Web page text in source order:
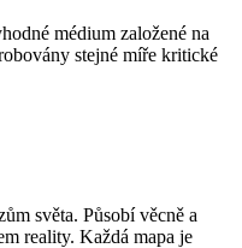
médium založené na
stejné míře kritické
světa. Působí věcně a
reality. Každá mapa je